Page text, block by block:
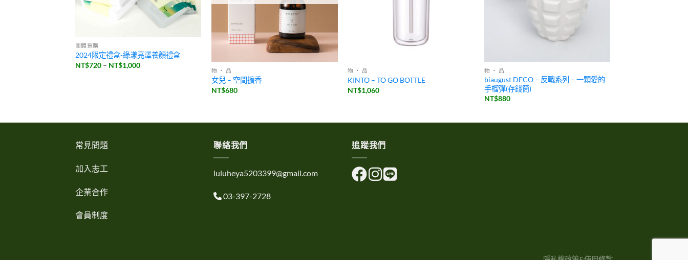
團體預購
2024限定禮盒-綠漾亮澤養顏禮盒
NT$720 – NT$1,000價
物 ・ 品
女兒 – 空間擴香
NT$680
物 ・ 品
KINTO – TO GO BOTTLE
NT$1,060
物 ・ 品
biaugust DECO – 反戰系列 – 一顆愛的
手榴彈(存錢筒)
NT$880
常見問題
加入志工
企業合作
會員制度
聯絡我們
luluheya5203399@gmail.com
03-397-2728
追蹤我們